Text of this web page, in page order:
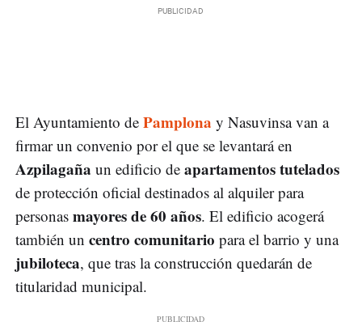
El Ayuntamiento de Pamplona y Nasuvinsa van a
firmar un convenio por el que se levantará en
Azpilagaña un edificio de apartamentos tutelados
de protección oficial destinados al alquiler para
personas mayores de 60 años. El edificio acogerá
también un centro comunitario para el barrio y una
jubiloteca, que tras la construcción quedarán de
titularidad municipal.